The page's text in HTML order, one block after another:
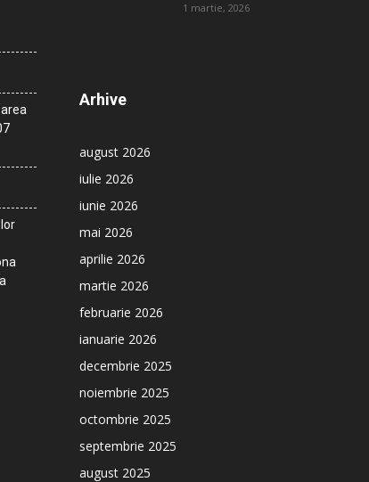
1 martie, 2026
Arhive
august 2026
iulie 2026
iunie 2026
mai 2026
aprilie 2026
martie 2026
februarie 2026
ianuarie 2026
decembrie 2025
noiembrie 2025
octombrie 2025
septembrie 2025
august 2025